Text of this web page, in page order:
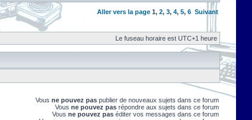
Aller vers la page 1, 2, 3, 4, 5, 6 Suivant
Le fuseau horaire est UTC+1 heure
Vous ne pouvez pas publier de nouveaux sujets dans ce forum
Vous ne pouvez pas répondre aux sujets dans ce forum
Vous ne pouvez pas éditer vos messages dans ce forum